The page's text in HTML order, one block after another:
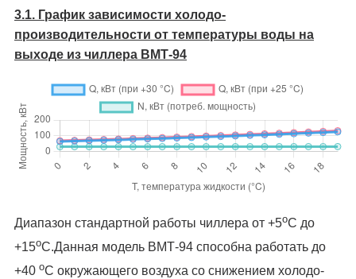
3.1. График зависимости холодо­
производительности от температуры воды на
выходе из чиллера ВМТ-94
Диапазон стандартной работы чиллера от +5оC до
+15оC.Данная модель ВМТ-94 способна работать до
+40 оC окружающего воздуха со снижением холодо­